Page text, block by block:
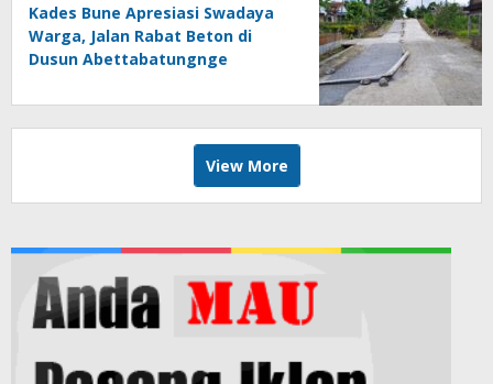
Kades Bune Apresiasi Swadaya
Warga, Jalan Rabat Beton di
Dusun Abettabatungnge
View More